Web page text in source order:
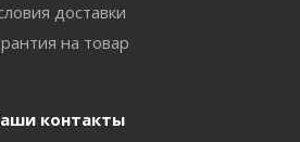
доставки
на товар
контакты